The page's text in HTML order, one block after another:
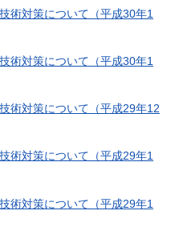
術対策について（平成30年1
術対策について（平成30年1
術対策について（平成29年12
術対策について（平成29年1
術対策について（平成29年1